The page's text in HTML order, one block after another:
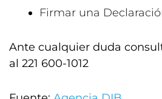
Firmar una
Ante cualquier duda
al 221 600-1012